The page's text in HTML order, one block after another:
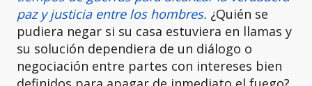
paz y justicia entre los hombres. ¿Quién se
pudiera negar si su casa estuviera en llamas y
su solución dependiera de un diálogo o
negociación entre partes con intereses bien